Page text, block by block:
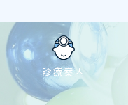
診療案内